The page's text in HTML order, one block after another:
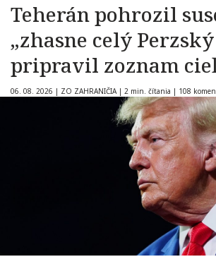
Teherán pohrozil
„zhasne celý
pripravil zoznam
06. 08. 2026 | ZO ZAHRANIČIA | 2 min. čítania | 108